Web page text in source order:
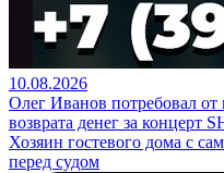
10.08.2026
Олег Иванов потребовал
возврата денег за концерт
Хозяин гостевого дома с
перед судом